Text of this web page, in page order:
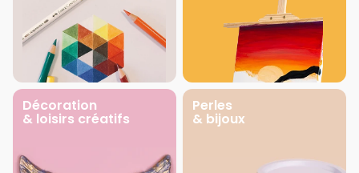
Décoration
& loisirs créatifs
Perles
& bijoux